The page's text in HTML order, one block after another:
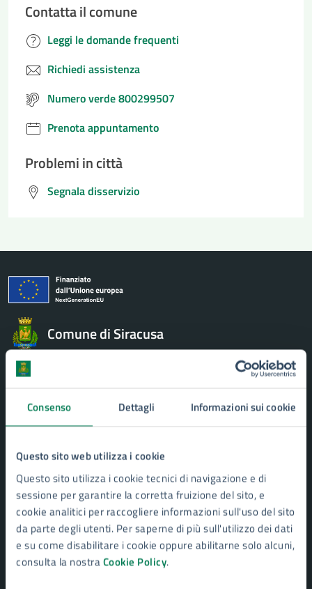
Consenso Dettagli Informazioni sui cookie
Questo sito web utilizza i cookie
Questo sito utilizza i cookie tecnici di navigazione e di
sessione per garantire la corretta fruizione del sito, e
cookie analitici per raccogliere informazioni sull'uso del sito
da parte degli utenti. Per saperne di più sull'utilizzo dei dati
e su come disabilitare i cookie oppure abilitarne solo alcuni,
consulta la nostraCookie Policy.
Contatta il comune
Leggi le domande frequenti
Richiedi assistenza
Numero verde 800299507
Prenota appuntamento
Problemi in città
Segnala disservizio
Comune di Siracusa
AMMINISTRAZIONE
Uffici
Organi di governo
Politici
Personale amministrativo
Enti e fondazioni
Documenti e Dati
CATEGORIE DI SERVIZIO
Ambiente